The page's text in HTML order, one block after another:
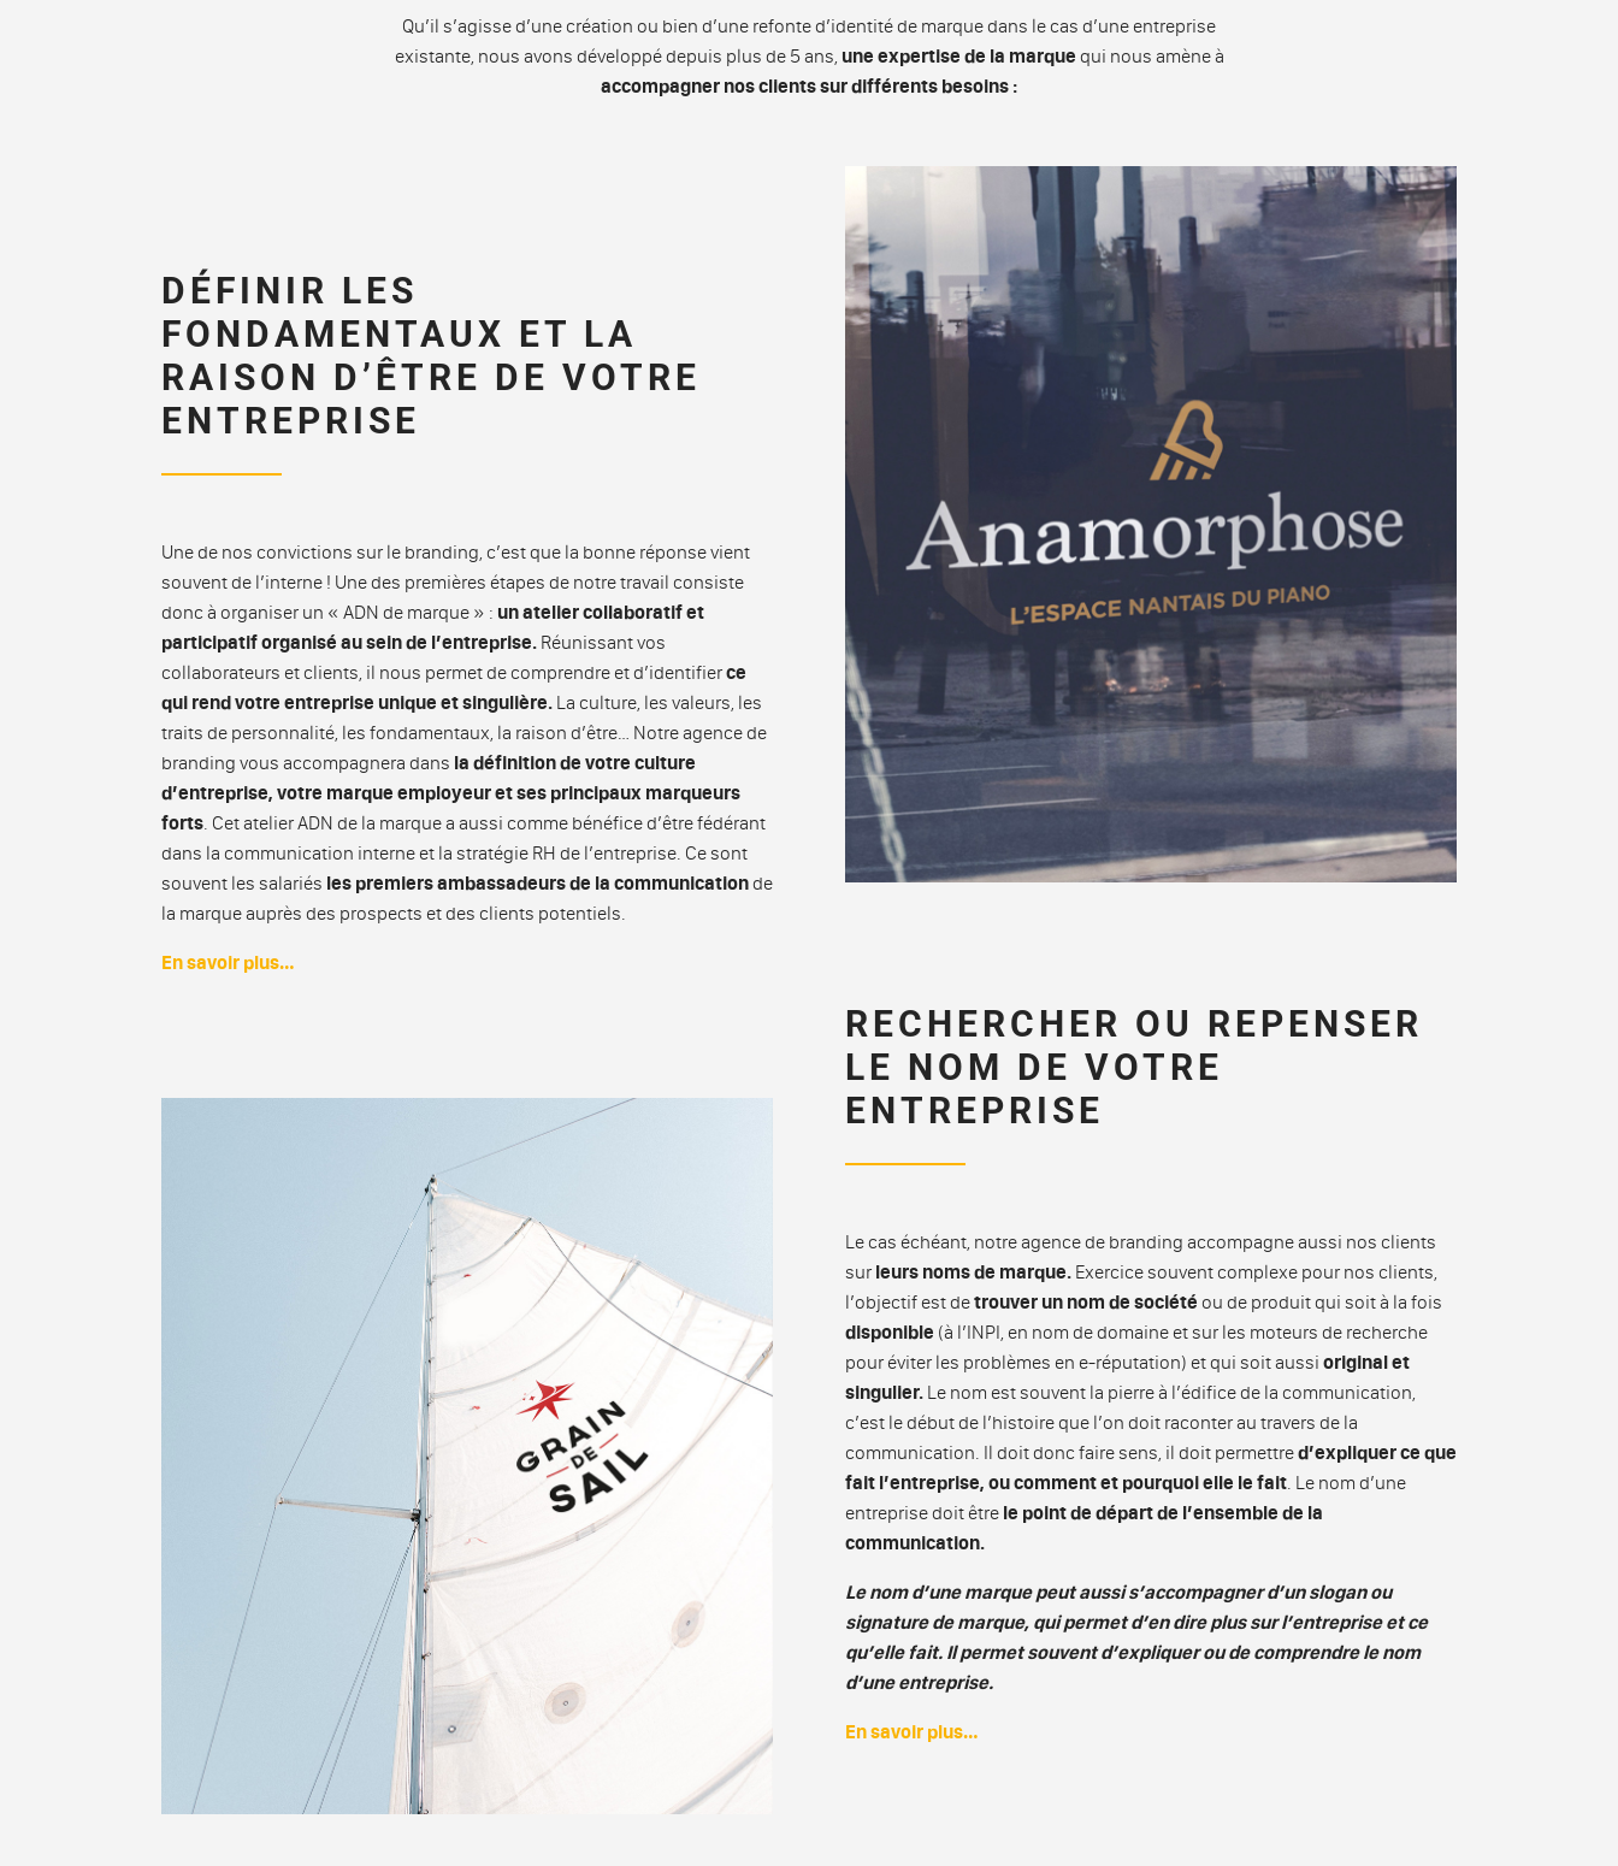
Qu’il s’agisse d’une création ou bien d’une refonte d’identité de marque dans le cas d’une entreprise
existante, nous avons développé depuis plus de 5 ans, une expertise de la marque qui nous amène à
accompagner nos clients sur différents besoins :
DÉFINIR LES
FONDAMENTAUX ET LA
RAISON D’ÊTRE DE VOTRE
ENTREPRISE
Une de nos convictions sur le branding, c’est que la bonne réponse vient
souvent de l’interne ! Une des premières étapes de notre travail consiste
donc à organiser un « ADN de marque » : un atelier collaboratif et
participatif organisé au sein de l’entreprise. Réunissant vos
collaborateurs et clients, il nous permet de comprendre et d’identifierce
qui rend votre entreprise unique et singulière. La culture, les valeurs, les
traits de personnalité, les fondamentaux, la raison d’être… Notre agence de
branding vous accompagnera dans la définition de votre culture
d’entreprise, votre marque employeur et ses principaux marqueurs
forts . Cet atelier ADN de la marque a aussi comme bénéfice d’être fédérant
dans la communication interne et la stratégie RH de l’entreprise. Ce sont
souvent les salariés les premiers ambassadeurs de la communicationde
la marque auprès des prospects et des clients potentiels.
En savoir plus…
RECHERCHER OU REPENSER
LE NOM DE VOTRE
ENTREPRISE
Le cas échéant, notre agence de branding accompagne aussi nos clients
sur leurs noms de marque.Exercice souvent complexe pour nos clients,
l’objectif est detrouver un nom de société ou de produit qui soit à la fois
disponible (à l’INPI, en nom de domaine et sur les moteurs de recherche
pour éviter les problèmes en e-réputation) et qui soit aussi original et
singulier. Le nom est souvent la pierre à l’édifice de la communication,
c’est le début de l’histoire que l’on doit raconter au travers de la
communication. Il doit donc faire sens, il doit permettred’expliquer ce que
fait l’entreprise, ou comment et pourquoi elle le fait. Le nom d’une
entreprise doit être le point de départ de l’ensemble de la
communication.
Le nom d’une marque peut aussi s’accompagner d’un slogan ou
signature de marque, qui permet d’en dire plus sur l’entreprise et ce
qu’elle fait. Il permet souvent d’expliquer ou de comprendre le nom
d’une entreprise.
En savoir plus…